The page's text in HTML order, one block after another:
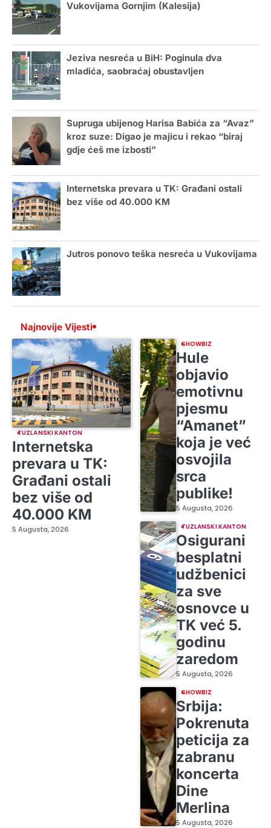
Vukovijama Gornjim (Kalesija)
Jeziva nesreća u BiH: Poginula dva
mladića, saobraćaj obustavljen
Supruga ubijenog Harisa Babića za “Avaz”
kroz suze: Digao je majicu i rekao “biraj
gdje ćeš me izbosti”
Internetska prevara u TK: Građani ostali
bez više od 40.000 KM
Jutros ponovo teška nesreća u Vukovijama
Najnovije Vijesti
TUZLANSKI KANTON
Internetska
prevara u TK:
Građani ostali
bez više od
40.000 KM
5 Augusta, 2026
SHOWBIZ
Hule
objavio
emotivnu
pjesmu
“Amanet”
koja je već
osvojila
srca
publike!
5 Augusta, 2026
TUZLANSKI KANTON
Osigurani
besplatni
udžbenici
za sve
osnovce u
TK već 5.
godinu
zaredom
5 Augusta, 2026
SHOWBIZ
Srbija:
Pokrenuta
peticija za
zabranu
koncerta
Dine
Merlina
5 Augusta, 2026